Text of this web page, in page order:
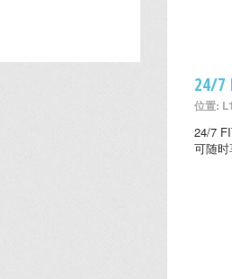
24/7
位置:
24/7
可随时